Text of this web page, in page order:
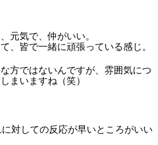
元気で、仲がいい。
、皆で一緒に頑張っている感じ。
方ではないんですが、雰囲気につ
まいますね（笑）
対しての反応が早いところがいい